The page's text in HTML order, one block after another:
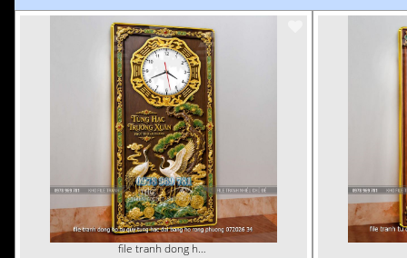
file tranh dong ho tu quy tung hac dai bang ho rong phuong 072026 34